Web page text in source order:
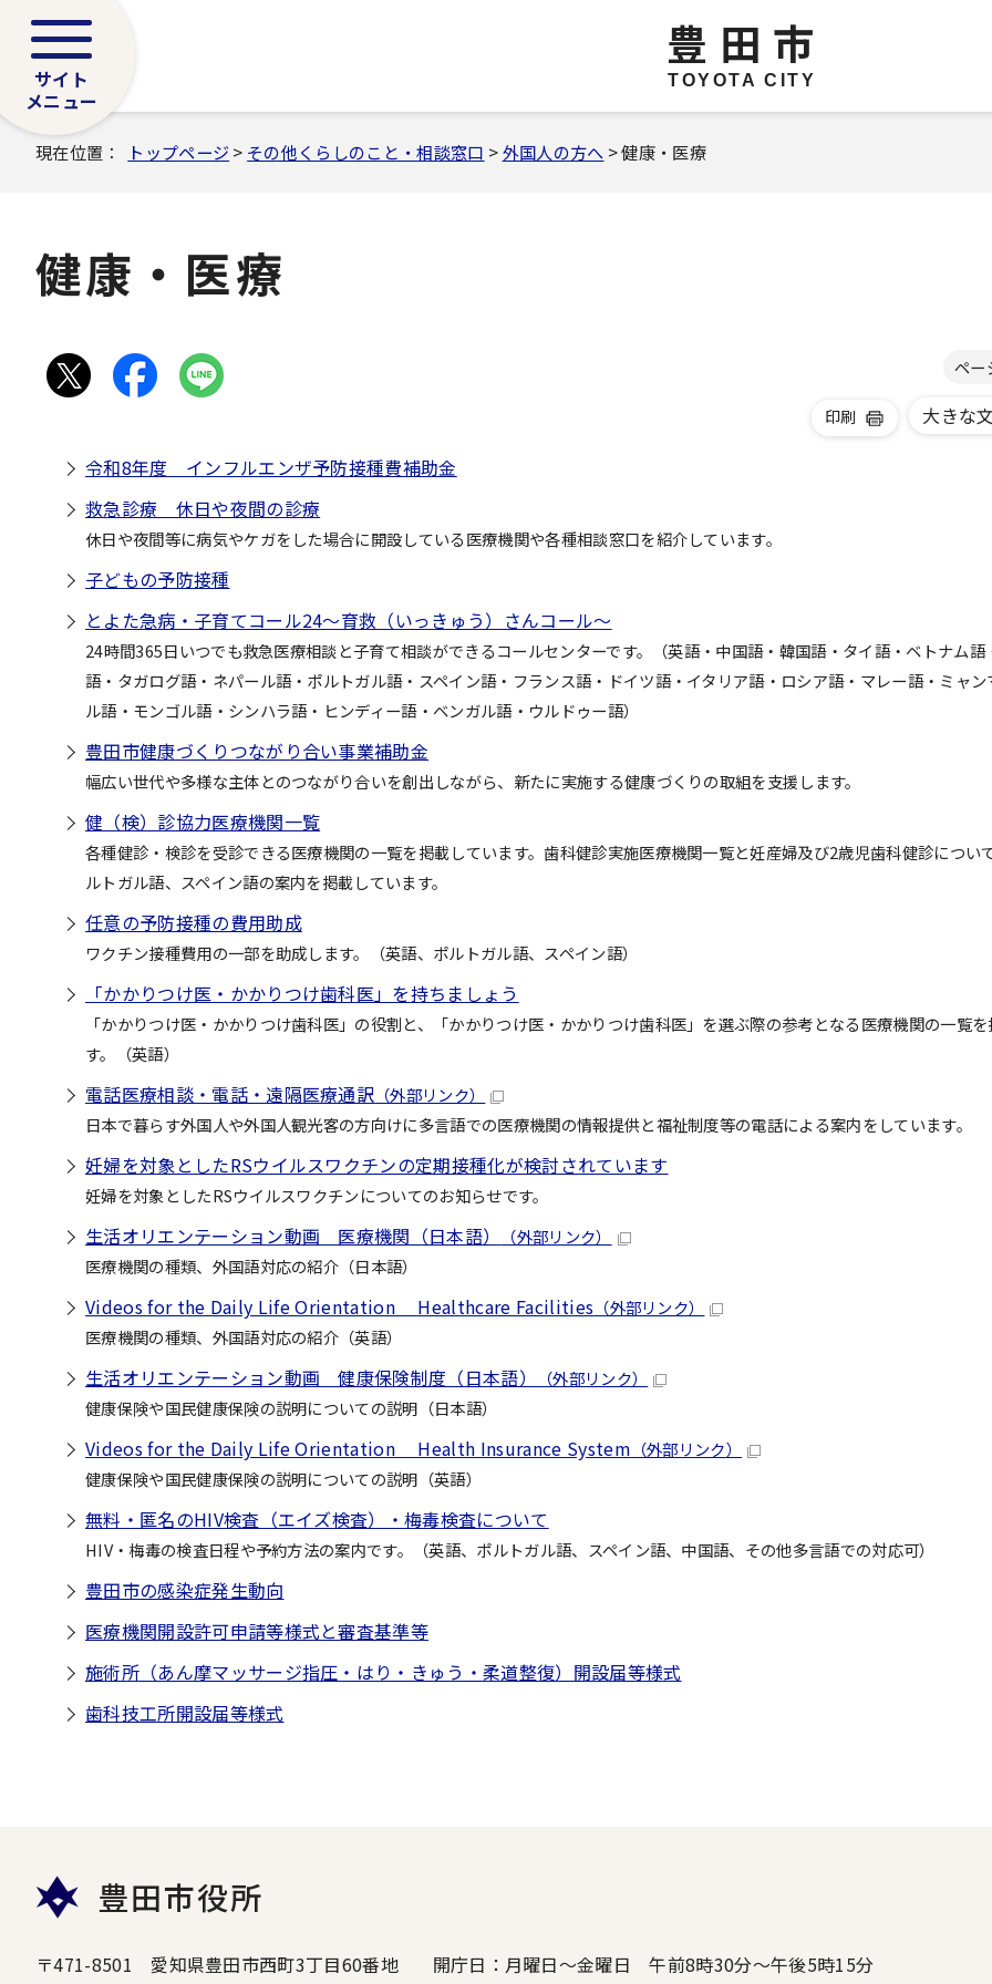
豊田市
TOYOTA CITY
サイト
メニュー
現在位置： トップページ > その他くらしのこと・相談窓口 >外国人の方へ > 健康・医療
健康・医療
ペー
印刷
大きな
令和8年度 インフルエンザ予防接種費補助金
救急診療 休日や夜間の診療
休日や夜間等に病気やケガをした場合に開設している医療機関や各種相談窓口を紹介しています。
子どもの予防接種
とよた急病・子育てコール24～育救（いっきゅう）さんコール～
24時間365日いつでも救急医療相談と子育て相談ができるコールセンターです。（英語・中国語・韓国語・タイ語・ベトナム語
語・タガログ語・ネパール語・ポルトガル語・スペイン語・フランス語・ドイツ語・イタリア語・ロシア語・マレー語・ミャン
ル語・モンゴル語・シンハラ語・ヒンディー語・ベンガル語・ウルドゥー語）
豊田市健康づくりつながり合い事業補助金
幅広い世代や多様な主体とのつながり合いを創出しながら、新たに実施する健康づくりの取組を支援します。
健（検）診協力医療機関一覧
各種健診・検診を受診できる医療機関の一覧を掲載しています。歯科健診実施医療機関一覧と妊産婦及び2歳児歯科健診につい
ルトガル語、スペイン語の案内を掲載しています。
任意の予防接種の費用助成
ワクチン接種費用の一部を助成します。（英語、ポルトガル語、スペイン語）
「かかりつけ医・かかりつけ歯科医」を持ちましょう
「かかりつけ医・かかりつけ歯科医」の役割と、「かかりつけ医・かかりつけ歯科医」を選ぶ際の参考となる医療機関の一覧
す。（英語）
電話医療相談・電話・遠隔医療通訳 （外部リンク）
日本で暮らす外国人や外国人観光客の方向けに多言語での医療機関の情報提供と福祉制度等の電話による案内をしています。
妊婦を対象としたRSウイルスワクチンの定期接種化が検討されています
妊婦を対象としたRSウイルスワクチンについてのお知らせです。
生活オリエンテーション動画 医療機関（日本語）
（外部リンク）
医療機関の種類、外国語対応の紹介（日本語）
Videos for the Daily Life Orientation Healthcare Facilities （外部リンク）
医療機関の種類、外国語対応の紹介（英語）
生活オリエンテーション動画 健康保険制度（日本語）
（外部リンク）
健康保険や国民健康保険の説明についての説明（日本語）
Videos for the Daily Life Orientation Health Insurance System （外部リンク）
健康保険や国民健康保険の説明についての説明（英語）
無料・匿名のHIV検査（エイズ検査）・梅毒検査について
HIV・梅毒の検査日程や予約方法の案内です。（英語、ポルトガル語、スペイン語、中国語、その他多言語での対応可）
豊田市の感染症発生動向
医療機関開設許可申請等様式と審査基準等
施術所（あん摩マッサージ指圧・はり・きゅう・柔道整復）開設届等様式
歯科技工所開設届等様式
豊田市役所
〒471-8501 愛知県豊田市西町3丁目60番地
開庁日：月曜日～金曜日 午前8時30分～午後5時15分